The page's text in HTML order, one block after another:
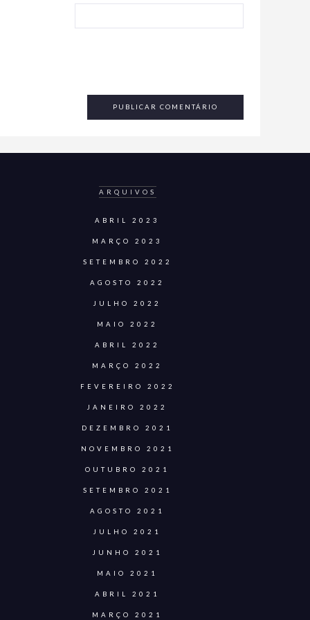
ARQUIVOS
ABRIL 2023
MARÇO 2023
SETEMBRO 2022
AGOSTO 2022
JULHO 2022
MAIO 2022
ABRIL 2022
MARÇO 2022
FEVEREIRO 2022
JANEIRO 2022
DEZEMBRO 2021
NOVEMBRO 2021
OUTUBRO 2021
SETEMBRO 2021
AGOSTO 2021
JULHO 2021
JUNHO 2021
MAIO 2021
ABRIL 2021
MARÇO 2021